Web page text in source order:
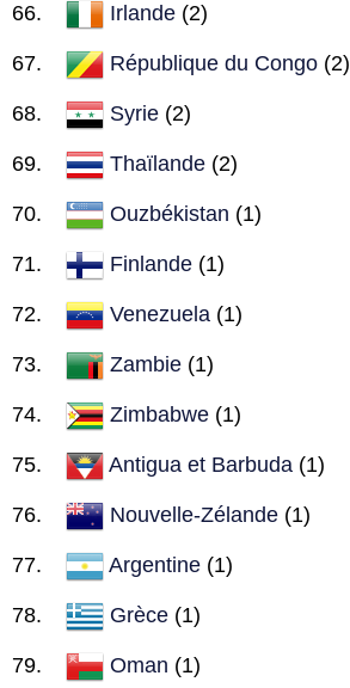
Irlande (2)
République du Congo (2)
Syrie (2)
Thaïlande (2)
Ouzbékistan (1)
Finlande (1)
Venezuela (1)
Zambie (1)
Zimbabwe (1)
Antigua et Barbuda (1)
Nouvelle-Zélande (1)
Argentine (1)
Grèce (1)
Oman (1)